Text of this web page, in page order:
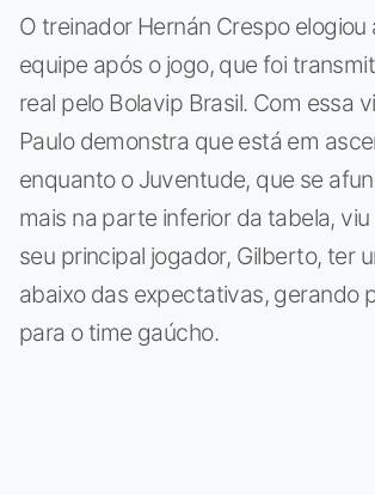
O treinador Hernán Crespo
equipe após o jogo, que foi
real pelo Bolavip Brasil. Com essa
Paulo demonstra que está em
enquanto o Juventude, que se
mais na parte inferior da tabela,
seu principal jogador, Gilberto, ter
abaixo das expectativas, gerando
para o time gaúcho.